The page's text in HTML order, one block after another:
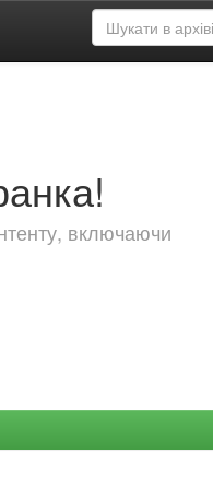
включаючи